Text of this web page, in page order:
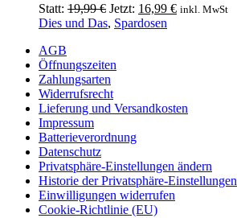
Die
Optionen
der
Produktseite
gewählt
werden
Statt: 19,99€ Ursprünglicher
Preis
Jetzt: 16,99 €Aktueller
inkl. MwSt
Dies und Das, Spardosen
AGB
Öffnungszeiten
Zahlungsarten
Widerrufsrecht
Lieferung und Versandkosten
Impressum
Batterieverordnung
Datenschutz
Privatsphäre-Einstellungen ändern
Historie der Privatsphäre-Einstellungen
Einwilligungen widerrufen
Cookie-Richtlinie (EU)